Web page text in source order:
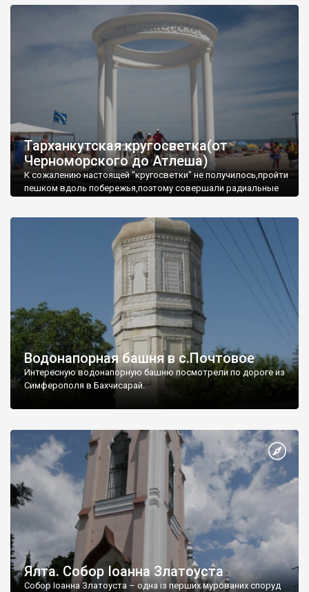
Тарханкутская кругосветка(от
Черноморского до Атлеша)
К сожалению настоящей "кругосветки" не получилось,пройти
пешком вдоль побережья,поэтому совершали радиальные
Водонапорная башня в с.Почтовое
Интересную водонапорную башню посмотрели по дороге из
Симферополя в Бахчисарай.
Ялта. Собор Іоанна Златоуста
Собор Іоанна Златоуста – одна із перших мурованих споруд